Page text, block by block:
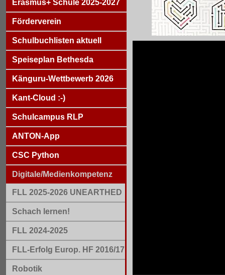
Erasmus+ Schule 2025-2027
Förderverein
Schulbuchlisten aktuell
Speiseplan Bethesda
Känguru-Wettbewerb 2026
Kant-Cloud :-)
Schulcampus RLP
ANTON-App
CSC Python
Digitale/Medienkompetenz
FLL 2025-2026 UNEARTHED
Schach lernen!
FLL 2024-2025
FLL-Erfolg Europ. HF 2016/17
Robotik